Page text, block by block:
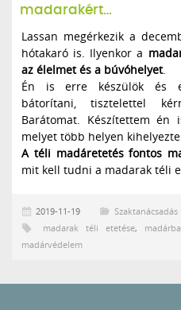
madarakért…
Lassan megérkezik a
hótakaró is. Ilyenkor a
az élelmet és a búvóhelyet.
Én is erre készülök és
bátorítani, tisztelettel
Barátomat. Készítettem én
melyet több helyen
A téli madáretetés fontos
mit kell tudni a madarak téli
2019-11-19
Szaktanácsadás
madarak téli etetése,
madárvédelem